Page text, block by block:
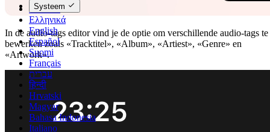
Deutsch
Ελληνικά
English
Español
Suomi
Français
עברית
हिन्दी
Hrvatski
Magyar
Bahasa Indonesia
Italiano
Systeem
In de audio-tags editor vind je de optie om verschillende audio-tags te
bewerken zoals «Tracktitel», «Album», «Artiest», «Genre» en
«Artwork».